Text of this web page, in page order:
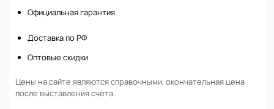
Официальная гарантия
Доставка по РФ
Оптовые скидки
Цены на сайте являются справочными, окончательная цена
после выставления счета.